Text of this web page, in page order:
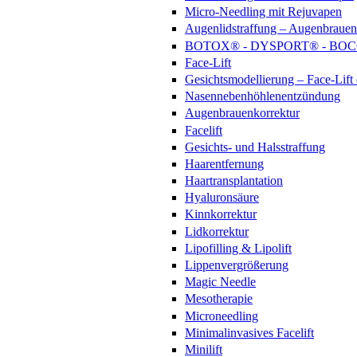
Micro-Needling mit Rejuvapen
Augenlidstraffung –
BOTOX® - DYSPORT® -
Face-Lift
Gesichtsmodellierung – Face-Lift
Nasennebenhöhlenentzündung
Augenbrauenkorrektur
Facelift
Gesichts- und Halsstraffung
Haarentfernung
Haartransplantation
Hyaluronsäure
Kinnkorrektur
Lidkorrektur
Lipofilling & Lipolift
Lippenvergrößerung
Magic Needle
Mesotherapie
Microneedling
Minimalinvasives Facelift
Minilift